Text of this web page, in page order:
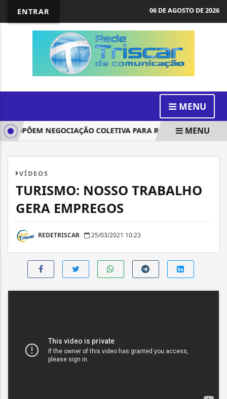
ENTRAR 06 DE AGOSTO DE 2026
MENU
NEGOCIAÇÃO COLETIVA PARA REDUZIR JORNADA
MENU
VÍDEOS
TURISMO: NOSSO TRABALHO
GERA EMPREGOS
REDETRISCAR 25/03/2021 10:23